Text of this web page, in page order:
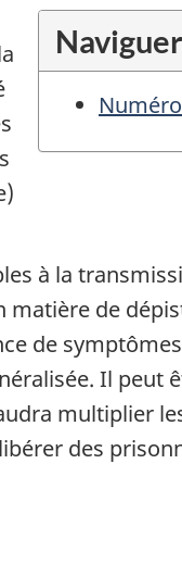
Naviguer
à la
matière de
de
Il peut
multiplier
des